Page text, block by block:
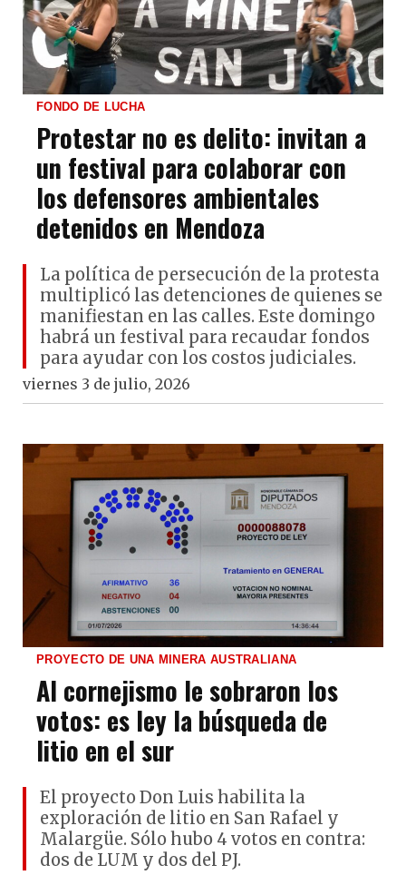
FONDO DE LUCHA
Protestar no es delito: invitan a
un festival para colaborar con
los defensores ambientales
detenidos en Mendoza
La política de persecución de la protesta
multiplicó las detenciones de quienes se
manifiestan en las calles. Este domingo
habrá un festival para recaudar fondos
para ayudar con los costos judiciales.
viernes 3 de julio, 2026
PROYECTO DE UNA MINERA AUSTRALIANA
Al cornejismo le sobraron los
votos: es ley la búsqueda de
litio en el sur
El proyecto Don Luis habilita la
exploración de litio en San Rafael y
Malargüe. Sólo hubo 4 votos en contra:
dos de LUM y dos del PJ.